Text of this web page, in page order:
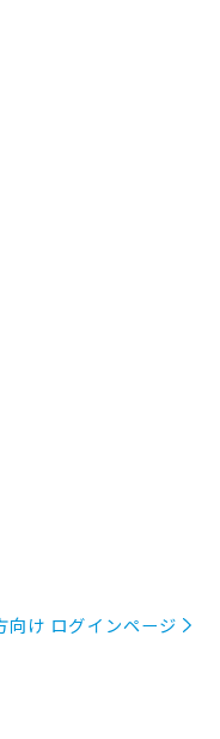
向け ログインページ